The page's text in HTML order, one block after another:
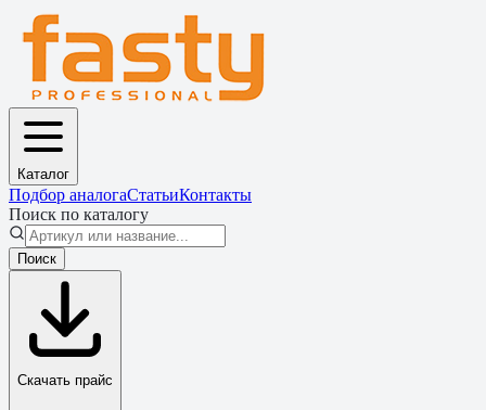
Каталог
Подбор аналогаСтатьиКонтакты
Поиск по каталогу
Поиск
Скачать прайс